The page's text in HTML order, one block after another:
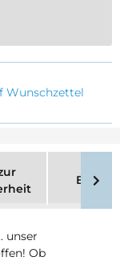
Wunschzettel
unser
Ob